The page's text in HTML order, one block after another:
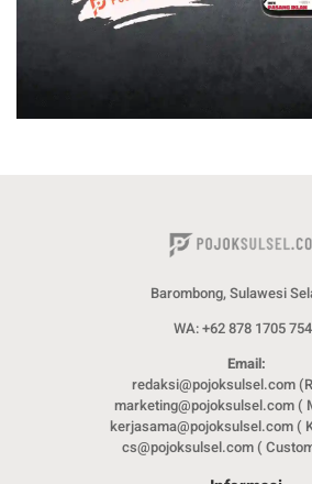
Barombong, Sulawesi
WA: +62 878 1705
Email:
redaksi@pojoksulsel.com
marketing@pojoksulsel.com (
kerjasama@pojoksulsel.com (
cs@pojoksulsel.com (